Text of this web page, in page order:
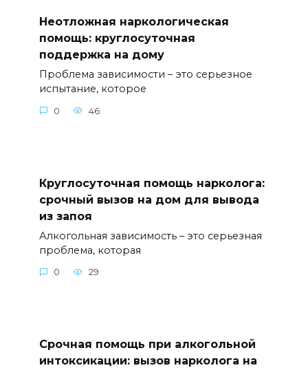
Неотложная наркологическая
помощь: круглосуточная
поддержка на дому
Проблема зависимости – это серьезное
испытание, которое
0 46
Круглосуточная помощь нарколога:
срочный вызов на дом для вывода
из запоя
Алкогольная зависимость – это серьезная
проблема, которая
0 29
Срочная помощь при алкогольной
интоксикации: вызов нарколога на